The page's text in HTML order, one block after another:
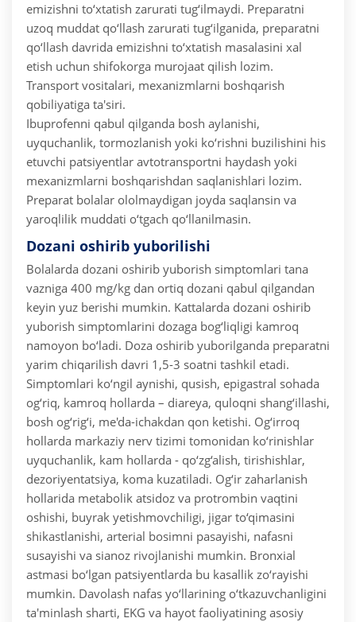
emizishni to‘xtatish zarurati tug‘ilmaydi. Preparatni
uzoq muddat qo‘llash zarurati tug‘ilganida, preparatni
qo‘llash davrida emizishni to‘xtatish masalasini xal
etish uchun shifokorga murojaat qilish lozim.
Transport vositalari, mexanizmlarni boshqarish
qobiliyatiga ta'siri.
Ibuprofenni qabul qilganda bosh aylanishi,
uyquchanlik, tormozlanish yoki ko‘rishni buzilishini his
etuvchi patsiyentlar avtotransportni haydash yoki
mexanizmlarni boshqarishdan saqlanishlari lozim.
Preparat bolalar ololmaydigan joyda saqlansin va
yaroqlilik muddati o‘tgach qo‘llanilmasin.
Dozani oshirib yuborilishi
Bolalarda dozani oshirib yuborish simptomlari tana
vazniga 400 mg/kg dan ortiq dozani qabul qilgandan
keyin yuz berishi mumkin. Kattalarda dozani oshirib
yuborish simptomlarini dozaga bog‘liqligi kamroq
namoyon bo‘ladi. Doza oshirib yuborilganda preparatni
yarim chiqarilish davri 1,5-3 soatni tashkil etadi.
Simptomlari ko‘ngil aynishi, qusish, epigastral sohada
og‘riq, kamroq hollarda – diareya, quloqni shang‘illashi,
bosh og‘rig‘i, me'da-ichakdan qon ketishi. Og‘irroq
hollarda markaziy nerv tizimi tomonidan ko‘rinishlar
uyquchanlik, kam hollarda - qo‘zg‘alish, tirishishlar,
dezoriyentatsiya, koma kuzatiladi. Og‘ir zaharlanish
hollarida metabolik atsidoz va protrombin vaqtini
oshishi, buyrak yetishmovchiligi, jigar to‘qimasini
shikastlanishi, arterial bosimni pasayishi, nafasni
susayishi va sianoz rivojlanishi mumkin. Bronxial
astmasi bo‘lgan patsiyentlarda bu kasallik zo‘rayishi
mumkin. Davolash nafas yo‘llarining o‘tkazuvchanligini
ta'minlash sharti, EKG va hayot faoliyatining asosiy